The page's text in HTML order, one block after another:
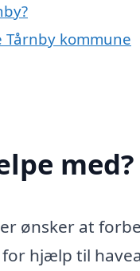
kommune
med?
ønsker at
hjælp til